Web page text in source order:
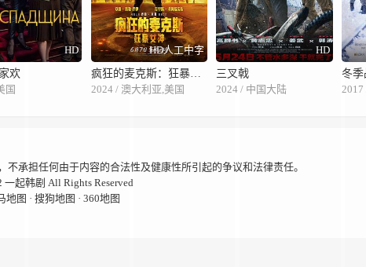
HD
欢
国
HD人工中字
疯狂的麦克斯：狂暴女神
2024 / 澳大利亚,美国
HD
三叉戟
2024 / 中国大陆
冬季
2017
承担任何由于内容的合法性及健康性所引起的争议和法律责任。
一起韩剧 All Rights Reserved
地图 · 搜狗地图 · 360地图